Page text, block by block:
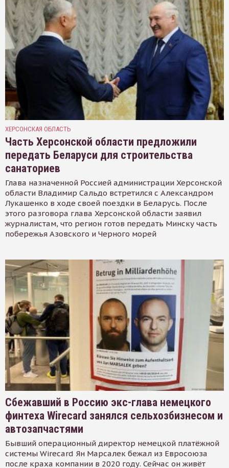
ХЕРСОНСКАЯ ОБЛАСТЬ
Часть Херсонской области предложили
передать Беларуси для строительства
санаториев
Глава назначенной Россией администрации Херсонской
области Владимир Сальдо встретился с Александром
Лукашенко в ходе своей поездки в Беларусь. После
этого разговора глава Херсонской области заявил
журналистам, что регион готов передать Минску часть
побережья Азовского и Черного морей
Сбежавший в Россию экс-глава немецкого
финтеха Wirecard занялся сельхозбизнесом и
автозапчастями
Бывший операционный директор немецкой платёжной
системы Wirecard Ян Марсалек бежал из Евросоюза
после краха компании в 2020 году. Сейчас он живёт